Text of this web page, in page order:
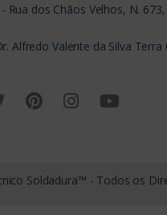
Rua dos Chãos Velhos, N.
Alfredo Valente da Silva Terra
Soldadura™ - Todos os